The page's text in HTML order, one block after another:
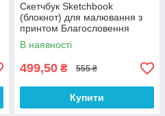
Скетчбук Sketchbook
(блокнот) для малювання з
принтом Благословення
небожителів-Tian Guan Ci Fu
1
В наявності
499,50 ₴ 555 ₴
Купити